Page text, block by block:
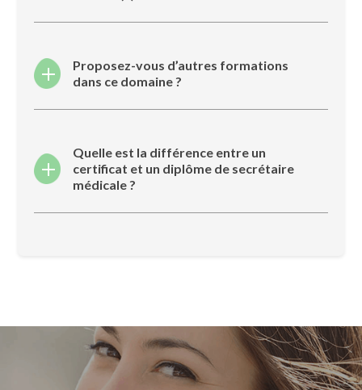
Proposez-vous d’autres formations
dans ce domaine ?
Quelle est la différence entre un
certificat et un diplôme de secrétaire
médicale ?